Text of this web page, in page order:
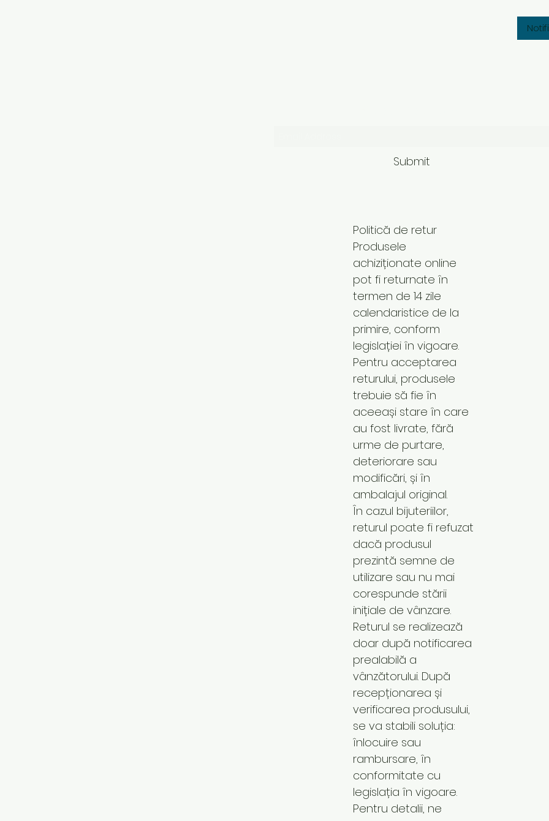
Submit
Politică de retur
Produsele
achiziționate online
pot fi returnate în
termen de 14 zile
calendaristice de la
primire, conform
legislației în vigoare.
Pentru acceptarea
returului, produsele
trebuie să fie în
aceeași stare în care
au fost livrate, fără
urme de purtare,
deteriorare sau
modificări, și în
ambalajul original.
În cazul bijuteriilor,
returul poate fi refuzat
dacă produsul
prezintă semne de
utilizare sau nu mai
corespunde stării
inițiale de vânzare.
Returul se realizează
doar după notificarea
prealabilă a
vânzătorului. După
recepționarea și
verificarea produsului,
se va stabili soluția:
înlocuire sau
rambursare, în
conformitate cu
legislația în vigoare.
Pentru detalii, ne